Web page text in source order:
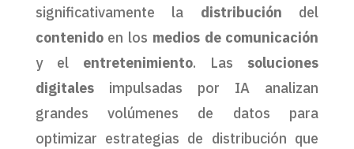
significativamente la distribución del
contenidoen los medios de comunicación
y el entretenimiento. Las soluciones
digitalesimpulsadas por IA analizan
grandes volúmenes de datos para
optimizar estrategias de distribución que